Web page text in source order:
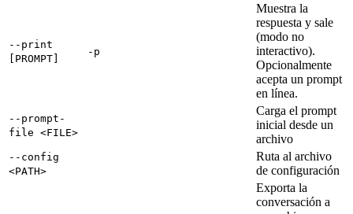
--print
[PROMPT]
-p
Muestra la
respuesta y sale
(modo no
interactivo).
Opcionalmente
acepta un prompt
en línea.
--prompt-
file <FILE>
Carga el prompt
inicial desde un
archivo
--config
<PATH>
Ruta al archivo
de configuración
Exporta la
conversación a